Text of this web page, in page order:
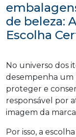
de beleza:
Escolha
No universo dos
desempenha
proteger e
responsável por
imagem da
Por isso, a